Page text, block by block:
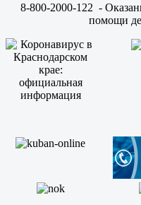
8-800-2000-122 -
помощи